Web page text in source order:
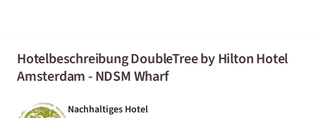
Hotelbeschreibung DoubleTree by Hilton Hotel
Amsterdam - NDSM Wharf
Nachhaltiges Hotel